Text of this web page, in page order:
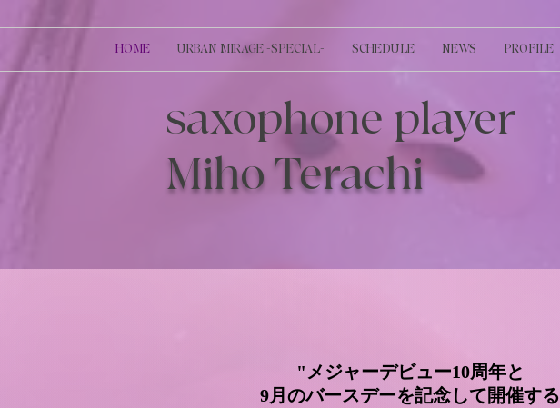
HOME URBAN MIRAGE -SPECIAL- SCHEDULE NEWS PROFILE
saxophone player
Miho Terachi
"メジャーデビュー10周年と
9月のバースデーを記念して開催する